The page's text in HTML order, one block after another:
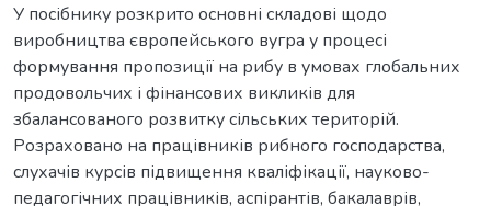
У посібнику розкрито основні складові щодо
виробництва європейського вугра у процесі
формування пропозиції на рибу в умовах глобальних
продовольчих і фінансових викликів для
збалансованого розвитку сільських територій.
Розраховано на працівників рибного господарства,
слухачів курсів підвищення кваліфікації, науково-
педагогічних працівників, аспірантів, бакалаврів,